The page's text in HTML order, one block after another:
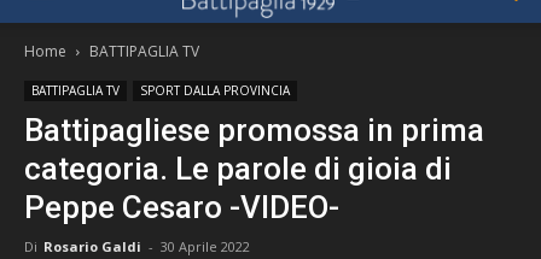
Home BATTIPAGLIA TV
BATTIPAGLIA TV SPORT DALLA PROVINCIA
Battipagliese promossa in prima
categoria. Le parole di gioia di
Peppe Cesaro -VIDEO-
Di Rosario Galdi - 30 Aprile 2022